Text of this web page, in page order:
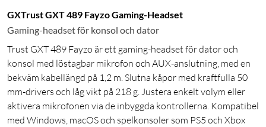
GXTrust GXT 489 Fayzo Gaming-Headset
Gaming-headset för konsol och dator
Trust GXT 489 Fayzo är ett gaming-headset för dator och
konsol med löstagbar mikrofon och AUX-anslutning, med en
bekväm kabellängd på 1,2 m. Slutna kåpor med kraftfulla 50
mm-drivers och låg vikt på 218 g. Justera enkelt volym eller
aktivera mikrofonen via de inbyggda kontrollerna. Kompatibel
med Windows, macOS och spelkonsoler som PS5 och Xbox